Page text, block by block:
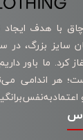
با هدف ایجاد
کرد. ما باور
هر اندامی